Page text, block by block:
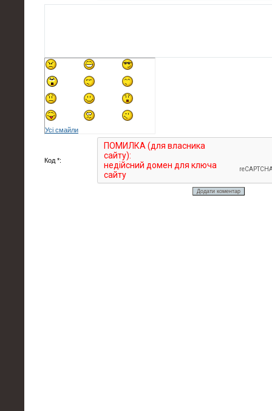
Усі смайли
Код *: